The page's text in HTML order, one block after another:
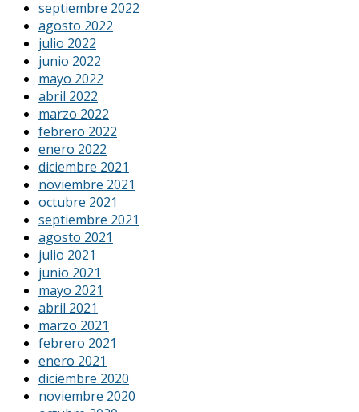
septiembre 2022
agosto 2022
julio 2022
junio 2022
mayo 2022
abril 2022
marzo 2022
febrero 2022
enero 2022
diciembre 2021
noviembre 2021
octubre 2021
septiembre 2021
agosto 2021
julio 2021
junio 2021
mayo 2021
abril 2021
marzo 2021
febrero 2021
enero 2021
diciembre 2020
noviembre 2020